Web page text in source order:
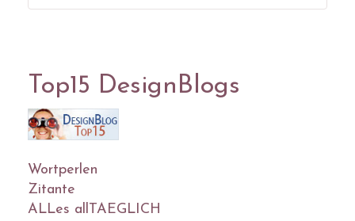
Top15 DesignBlogs
Wortperlen
Zitante
ALLes allTAEGLICH